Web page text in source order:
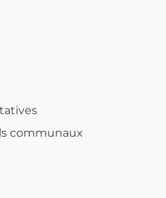
communaux